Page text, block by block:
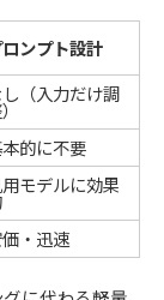
ンプト設計
（入力だけ調
的に不要
モデルに効果
・迅速